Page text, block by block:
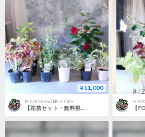
¥11,000
FOUR SEASONS STORE
【花苗セット・無料視聴】8/22(土)Green life Zoom webinars 花苗セット+無料視聴